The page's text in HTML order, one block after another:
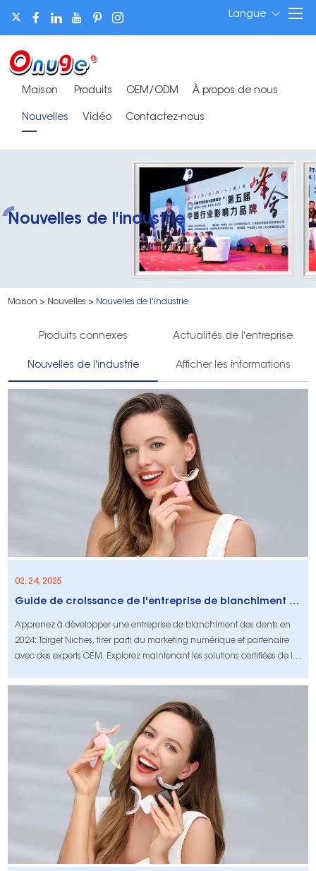
Langue
Maison Produits OEM/ODM À propos de nous
Nouvelles Vidéo Contactez-nous
Nouvelles de l'industrie
Maison > Nouvelles > Nouvelles de l'industrie
Produits connexes Actualités de l'entreprise
Nouvelles de l'industrie Afficher les informations
02. 24, 2025
Guide de croissance de l'entreprise de blanchiment des dents 2025 | Stratégies et conseils
Apprenez à développer une entreprise de blanchiment des dents en
2024: Target Niches, tirer parti du marketing numérique et partenaire
avec des experts OEM. Explorez maintenant les solutions certifiées de la